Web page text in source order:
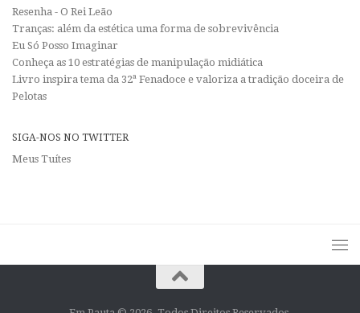
Resenha - O Rei Leão
Tranças: além da estética uma forma de sobrevivência
Eu Só Posso Imaginar
Conheça as 10 estratégias de manipulação midiática
Livro inspira tema da 32ª Fenadoce e valoriza a tradição doceira de
Pelotas
SIGA-NOS NO TWITTER
Meus Tuítes